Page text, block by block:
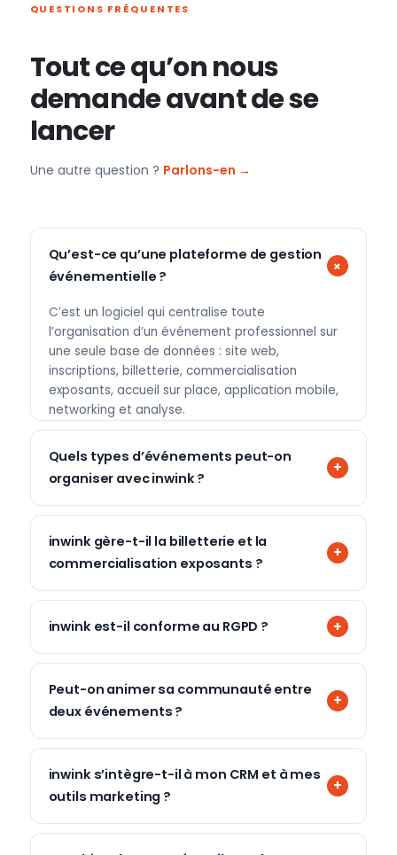
QUESTIONS FRÉQUENTES
Tout ce qu’on nous
demande avant de se
lancer
Une autre question ? Parlons-en →
Qu’est-ce qu’une plateforme de gestion
événementielle ?
C’est un logiciel qui centralise toute
l’organisation d’un événement professionnel sur
une seule base de données : site web,
inscriptions, billetterie, commercialisation
exposants, accueil sur place, application mobile,
networking et analyse.
Quels types d’événements peut-on
organiser avec inwink ?
inwink gère-t-il la billetterie et la
commercialisation exposants ?
inwink est-il conforme au RGPD ?
Peut-on animer sa communauté entre
deux événements ?
inwink s’intègre-t-il à mon CRM et à mes
outils marketing ?